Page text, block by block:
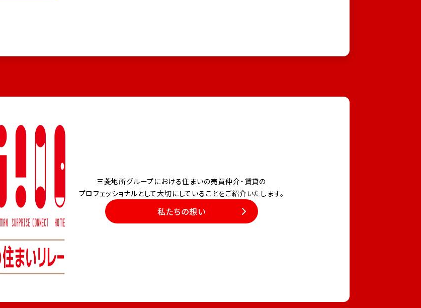
三菱地所グループにおける住まいの売買仲介・賃貸の
プロフェッショナルとして大切にしていることをご紹介いたします。
私たちの想い